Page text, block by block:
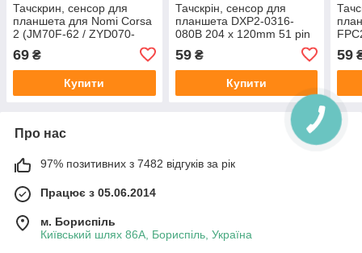
Тачскрин, сенсор для
планшета для Nomi Corsa
2 (JM70F-62 / ZYD070-
268V02) 30 pin 108 x 183
mm Black
69 ₴
Купити
Тачскрін, сенсор для
планшета DXP2-0316-
080B 204 x 120mm 51 pin
59₴
Купити
59
Про нас
97% позитивних з 7482 відгуків за рік
Працює з 05.06.2014
м. Бориспіль
Київський шлях 86А, Бориспіль, Україна